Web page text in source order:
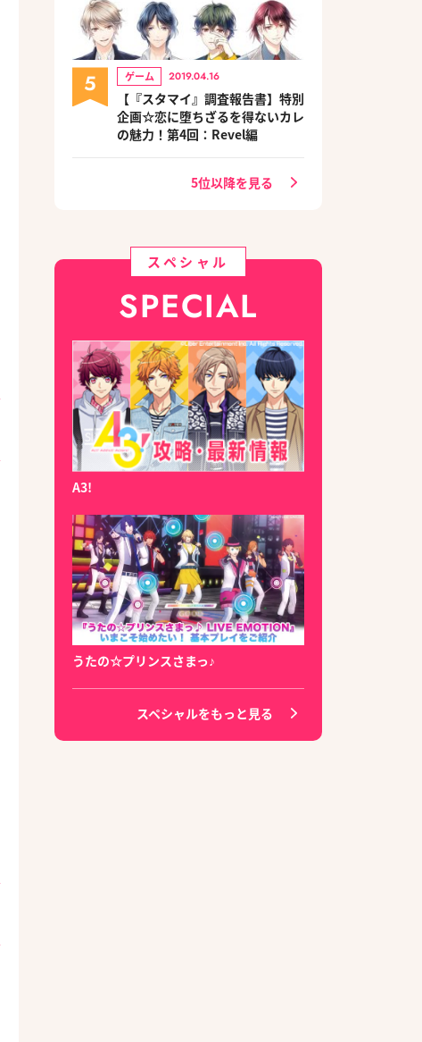
5 ゲーム 2019.04.16
【『スタマイ』調査報告書】特別
企画☆恋に堕ちざるを得ないカレ
の魅力！第4回：Revel編
5位以降を見る
スペシャル
SPECIAL
A3!
うたの☆プリンスさまっ♪
スペシャルをもっと見る